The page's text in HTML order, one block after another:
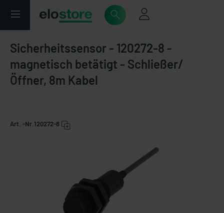
Sicherheitssensor - 120272-8 -
magnetisch betätigt - Schließer/
Öffner, 8m Kabel
Art. -Nr. 120272-8